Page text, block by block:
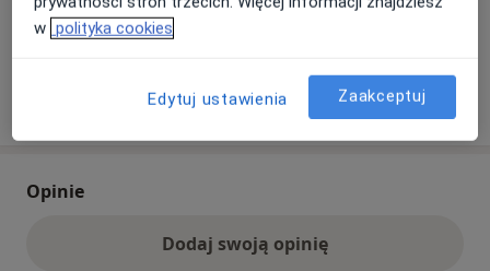
ubezpieczenie.
Szukaj specjalistów według ubezpieczenia
Opinie
Dodaj swoją opinię
w polityka cookies
Edytuj ustawienia Zaakceptuj